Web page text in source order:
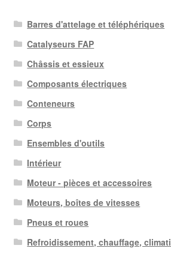
Barres d'attelage et téléphériques
Catalyseurs FAP
Châssis et essieux
Composants électriques
Conteneurs
Corps
Ensembles d'outils
Intérieur
Moteur - pièces et accessoires
Moteurs, boîtes de vitesses
Pneus et roues
Refroidissement, chauffage,